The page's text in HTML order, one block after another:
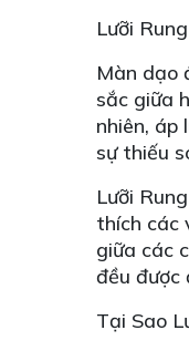
Lưỡi
Màn dạo
sắc giữa
nhiên, áp
sự thiếu
Lưỡi
thích các
giữa các
đều được
Tại Sao